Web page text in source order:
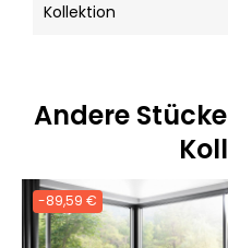
Kollektion
Andere
-89,59 €